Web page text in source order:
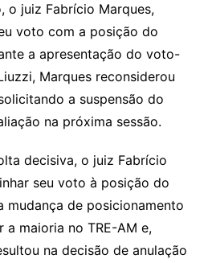
o juiz Fabrício Marques,
voto com a posição do
a apresentação do voto-
Marques reconsiderou
a suspensão do
na próxima sessão.
decisiva, o juiz Fabrício
seu voto à posição do
mudança de posicionamento
maioria no TRE-AM e,
na decisão de anulação